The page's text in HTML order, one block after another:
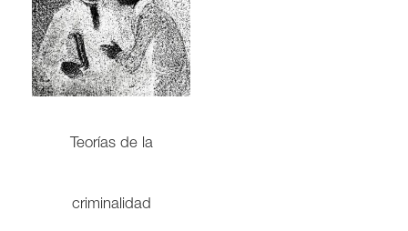
Teorías de la
criminalidad